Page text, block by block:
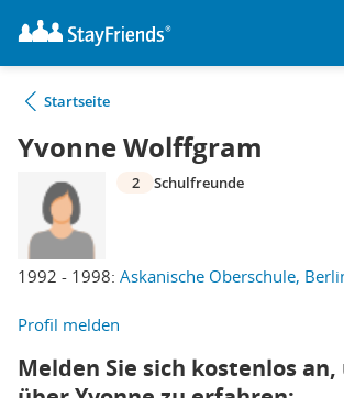
Startseite
Yvonne Wolffgram
1992 - 1998: Askanische Oberschule,
2 Schulfreunde
Profil melden
Melden Sie sich kostenlos